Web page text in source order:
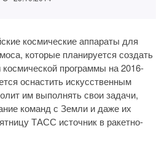
космические аппараты для
которые планируется создать
программы на 2016-
оснастить искусственным
им выполнять свои задачи,
команд с Земли и даже их
ТАСС источник в ракетно-